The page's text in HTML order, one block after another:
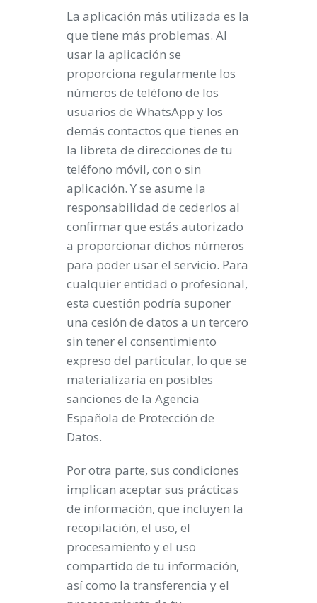
La aplicación más utilizada es la
que tiene más problemas. Al
usar la aplicación se
proporciona regularmente los
números de teléfono de los
usuarios de WhatsApp y los
demás contactos que tienes en
la libreta de direcciones de tu
teléfono móvil, con o sin
aplicación. Y se asume la
responsabilidad de cederlos al
confirmar que estás autorizado
a proporcionar dichos números
para poder usar el servicio. Para
cualquier entidad o profesional,
esta cuestión podría suponer
una cesión de datos a un tercero
sin tener el consentimiento
expreso del particular, lo que se
materializaría en posibles
sanciones de la Agencia
Española de Protección de
Datos.
Por otra parte, sus condiciones
implican aceptar sus prácticas
de información, que incluyen la
recopilación, el uso, el
procesamiento y el uso
compartido de tu información,
así como la transferencia y el